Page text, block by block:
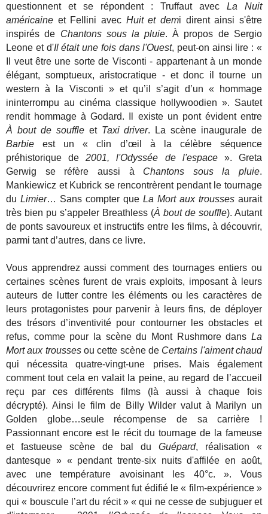
questionnent et se répondent : Truffaut avec La Nuit
américaine et Fellini avec Huit et demi dirent ainsi s'être
inspirés de Chantons sous la pluie. À propos de Sergio
Leone et d'Il était une fois dans l'Ouest, peut-on ainsi lire : «
Il veut être une sorte de Visconti - appartenant à un monde
élégant, somptueux, aristocratique - et donc il tourne un
western à la Visconti » et qu’il s’agit d’un « hommage
ininterrompu au cinéma classique hollywoodien ». Sautet
rendit hommage à Godard. Il existe un pont évident entre
À bout de souffle et Taxi driver. La scène inaugurale de
Barbie est un « clin d’œil à la célèbre séquence
préhistorique de2001, l'Odyssée de l'espace ». Greta
Gerwig se réfère aussi à Chantons sous la pluie.
Mankiewicz et Kubrick se rencontrèrent pendant le tournage
duLimier… Sans compter que La Mort aux trousses aurait
très bien pu s’appeler Breathless (À bout de souffle). Autant
de ponts savoureux et instructifs entre les films, à découvrir,
parmi tant d’autres, dans ce livre.
Vous apprendrez aussi comment des tournages entiers ou
certaines scènes furent de vrais exploits, imposant à leurs
auteurs de lutter contre les éléments ou les caractères de
leurs protagonistes pour parvenir à leurs fins, de déployer
des trésors d’inventivité pour contourner les obstacles et
refus, comme pour la scène du Mont Rushmore dans La
Mort aux troussesou cette scène de Certains l'aiment chaud
qui nécessita quatre-vingt-une prises. Mais également
comment tout cela en valait la peine, au regard de l’accueil
reçu par ces différents films (là aussi à chaque fois
décrypté). Ainsi le film de Billy Wilder valut à Marilyn un
Golden globe…seule récompense de sa carrière !
Passionnant encore est le récit du tournage de la fameuse
et fastueuse scène de bal du Guépard, réalisation «
dantesque » « pendant trente-six nuits d'affilée en août,
avec une température avoisinant les 40°c. ». Vous
découvrirez encore comment fut édifié le « film-expérience »
qui « bouscule l’art du récit » « qui ne cesse de subjuguer et